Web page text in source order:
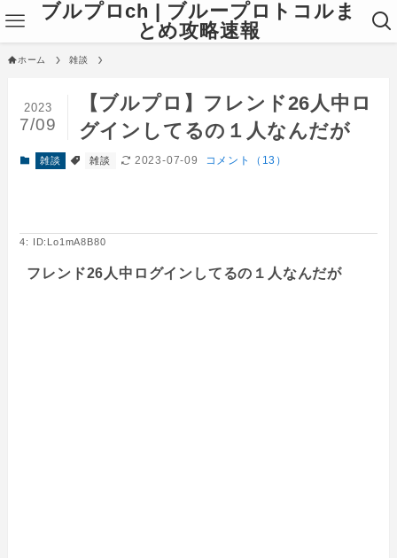
ブルプロch | ブループロトコルま
とめ攻略速報
ホーム 雑談
【ブルプロ】フレンド26人中ロ
グインしてるの１人なんだが
2023
7/09
雑談 雑談 2023-07-09 コメント（13）
4: ID:Lo1mA8B80
フレンド26人中ログインしてるの１人なんだが